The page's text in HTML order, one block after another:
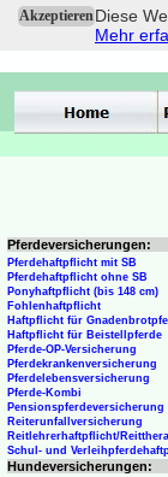
AkzeptierenDiese
Mehr
Pferdeversicherungen:
Pferdehaftpflicht mit SB
Pferdehaftpflicht ohne SB
Ponyhaftpflicht (bis 148 cm)
Fohlenhaftpflicht
Haftpflicht für
Haftpflicht für Beistellpferde
Pferde-OP-Versicherung
Pferdekrankenversicherung
Pferdelebensversicherung
Pferde-Kombi
Pensionspferdeversicherung
Reiterunfallversicherung
Reitlehrerhaftpflicht/
Schul- und
Hundeversicherungen: